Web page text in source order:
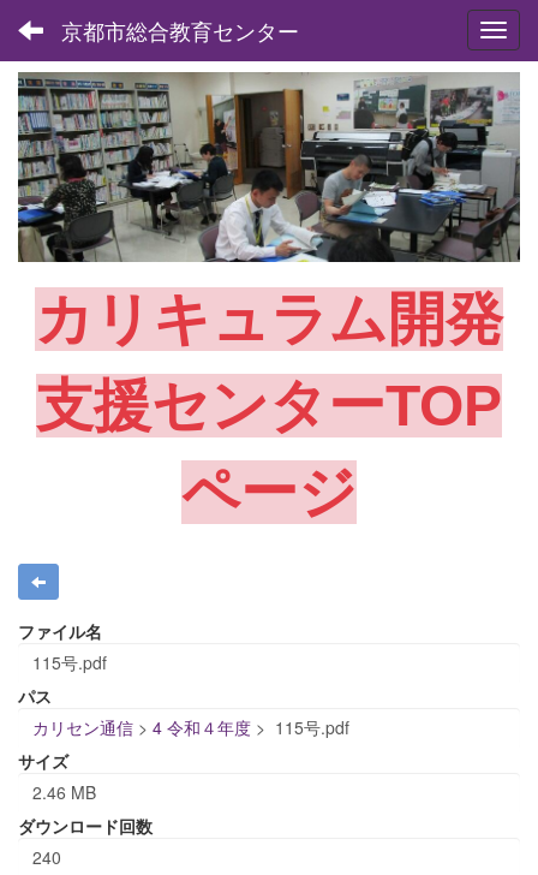
京都市総合教育センター
カリキュラム開発
支援センターTOP
ページ
ファイル名
115号.pdf
パス
カリセン通信 > 4 令和４年度 > 115号.pdf
サイズ
2.46 MB
ダウンロード回数
240